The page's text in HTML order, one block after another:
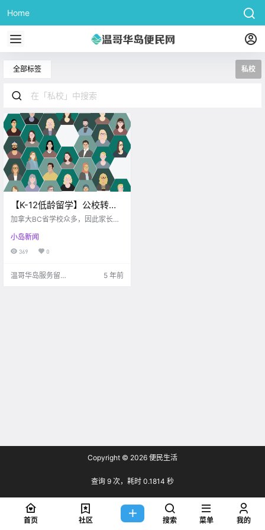
Home
全部标签 私校
【K-12低龄留学】公校转私
校分享！公校私校到底哪个
加拿大BC省学校众多，因此家长和
所措，最近小V学姐就收到了很多相
关的提问，今天就来给大家解答一
立高中学费更便.
小岛新闻
369 0
温哥华岛服务留学
5 年前
Copyright © 2026 便民生活
查询 9 次，耗时 0.1814 秒
首页 社区 搜索 菜单 我的